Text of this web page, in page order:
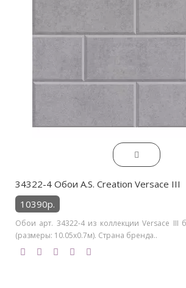
34322-4 Обои A.S. Creation Versace III
10390р.
Обои арт. 34322-4 из коллекции Versace III
(размеры: 10.05х0.7м). Страна бренда..